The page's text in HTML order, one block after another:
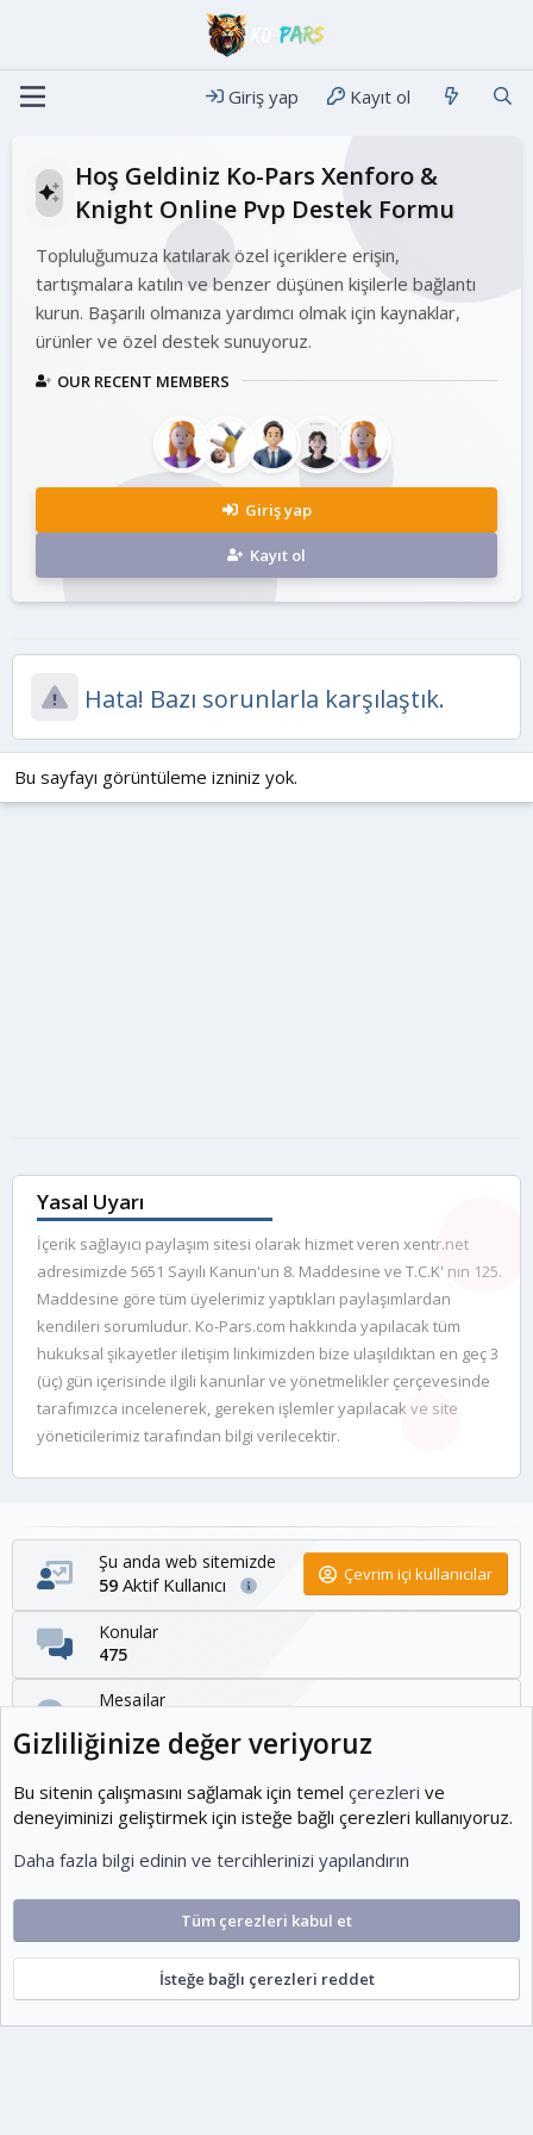
Giriş yap Kayıt ol
Hoş Geldiniz Ko-Pars Xenforo &
Knight Online Pvp Destek Formu
Topluluğumuza katılarak özel içeriklere erişin,
tartışmalara katılın ve benzer düşünen kişilerle bağlantı
kurun. Başarılı olmanıza yardımcı olmak için kaynaklar,
ürünler ve özel destek sunuyoruz.
OUR RECENT MEMBERS
Giriş yap
Kayıt ol
Hata! Bazı sorunlarla karşılaştık.
Bu sayfayı görüntüleme izniniz yok.
Yasal Uyarı
İçerik sağlayıcı paylaşım sitesi olarak hizmet veren xentr.net
adresimizde 5651 Sayılı Kanun'un 8. Maddesine ve T.C.K' nın 125.
Maddesine göre tüm üyelerimiz yaptıkları paylaşımlardan
kendileri sorumludur. Ko-Pars.com hakkında yapılacak tüm
hukuksal şikayetler iletişim linkimizden bize ulaşıldıktan en geç 3
(üç) gün içerisinde ilgili kanunlar ve yönetmelikler çerçevesinde
tarafımızca incelenerek, gereken işlemler yapılacak ve site
yöneticilerimiz tarafından bilgi verilecektir.
Şu anda web sitemizde
59 Aktif Kullanıcı Çevrim içi kullanıcılar
Konular
475
Mesajlar
1,954
Son üye
KOEditor
Cookies Ko-ParsV2
Türkçe (TR)
Gizlilik politikası Yardım Ana sayfa
S
escort
Gizliliğinize değer veriyoruz
Bu sitenin çalışmasını sağlamak için temel çerezleri ve
deneyiminizi geliştirmek için isteğe bağlı çerezleri kullanıyoruz.
Daha fazla bilgi edinin ve tercihlerinizi yapılandırın
Tüm çerezleri kabul et
İsteğe bağlı çerezleri reddet